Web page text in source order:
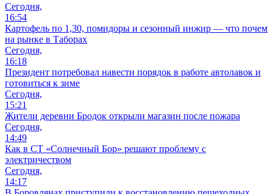
Сегодня,
16:54
Картофель по 1,30, помидоры и сезонный инжир — что почем
на рынке в Таборах
Сегодня,
16:18
Президент потребовал навести порядок в работе автолавок и
готовиться к зиме
Сегодня,
15:21
Жители деревни Бродок открыли магазин после пожара
Сегодня,
14:49
Как в СТ «Солнечный Бор» решают проблему с
электричеством
Сегодня,
14:17